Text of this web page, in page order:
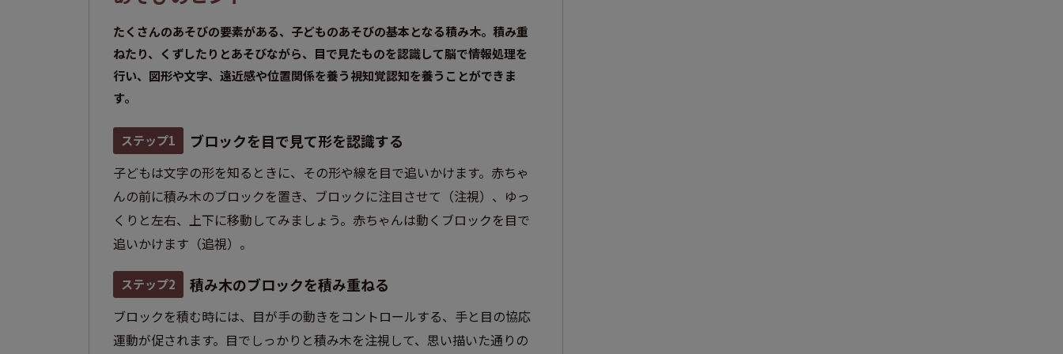
たくさんのあそびの要素がある、子どものあそびの基本となる積み木。積み重
ねたり、くずしたりとあそびながら、目で見たものを認識して脳で情報処理を
行い、図形や文字、遠近感や位置関係を養う視知覚認知を養うことができま
す。
ステップ1 ブロックを目で見て形を認識する
子どもは文字の形を知るときに、その形や線を目で追いかけます。赤ちゃ
んの前に積み木のブロックを置き、ブロックに注目させて（注視）、ゆっ
くりと左右、上下に移動してみましょう。赤ちゃんは動くブロックを目で
追いかけます（追視）。
ステップ2 積み木のブロックを積み重ねる
ブロックを積む時には、目が手の動きをコントロールする、手と目の協応
運動が促されます。目でしっかりと積み木を注視して、思い描いた通りの